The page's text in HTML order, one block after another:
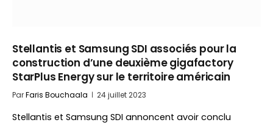
Stellantis et Samsung SDI associés pour la
construction d’une deuxième gigafactory
StarPlus Energy sur le territoire américain
ParFaris Bouchaala 24 juillet 2023
Stellantis et Samsung SDI annoncent avoir conclu